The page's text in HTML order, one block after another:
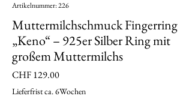
Artikelnummer: 226
Muttermilchschmuck Fingerring
„Keno“ – 925er Silber Ring mit
großem Muttermilchs
CHF 129.00Preis
Lieferfrist ca. 6Wochen